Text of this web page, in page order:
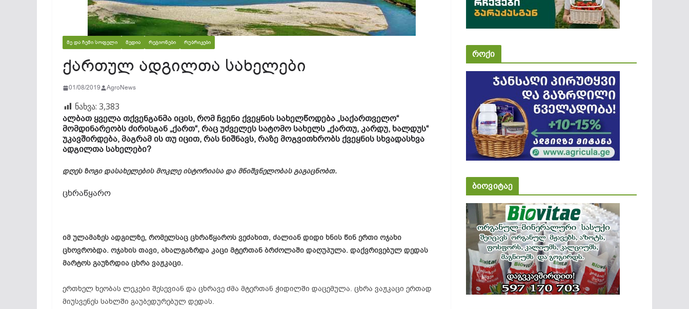
ᲛᲔ ᲓᲐ ᲩᲔᲛᲘ ᲡᲝᲤᲔᲚᲘ ᲛᲔᲓᲘᲐ ᲠᲔᲒᲘᲝᲜᲔᲑᲘ ᲠᲣᲑᲠᲘᲙᲔᲑᲘ
ქართულ ადგილთა სახელები
01/08/2019 AgroNews
ნახვა: 3,383
ალბათ ყველა თქვენგანმა იცის, რომ ჩვენი ქვეყნის სახელწოდება „საქართველო“
მომდინარეობს ძირისგან „ქართ“, რაც უძველეს სატომო სახელს „ქართუ, კარდუ, ხალდუს“
უკავშირდება,მაგრამ ის თუ იცით, რას ნიშნავს, რაზე მოგვითხრობს ქვეყნის სხვადასხვა
ადგილთა სახელები?
დღეს ზოგი დასახელების მოკლე ისტორიასა და მნიშვნელობას გაგაცნობთ.
ცხრაწყარო
იმ ულამაზეს ადგილზე, რომელსაც ცხრაწყაროს ვეძახით, ძალიან დიდი ხნის წინ ერთი ოჯახი
ცხოვრობდა. ოჯახის თავი, ახალგაზრდა კაცი მტერთან ბრძოლაში დაღუპულა. დაქვრივებულ დედას
მარტოს გაუზრდია ცხრა ვაჟკაცი.
ერთხელ ხეობას ლეკები შესევიან და ცხრავე ძმა მტერთან ჭიდილში დაცემულა. ცხრა ვაჟკაცი ერთად
მიუსვენეს სახლში გაუბედურებულ დედას.
როქი
ბიოვიტაე